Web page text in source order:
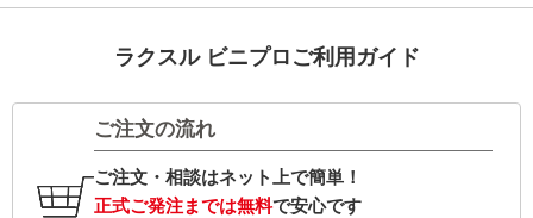
ラクスル ビニプロご利用ガイド
ご注文の流れ
ご注文・相談はネット上で簡単！
正式ご発注までは無料で安心です